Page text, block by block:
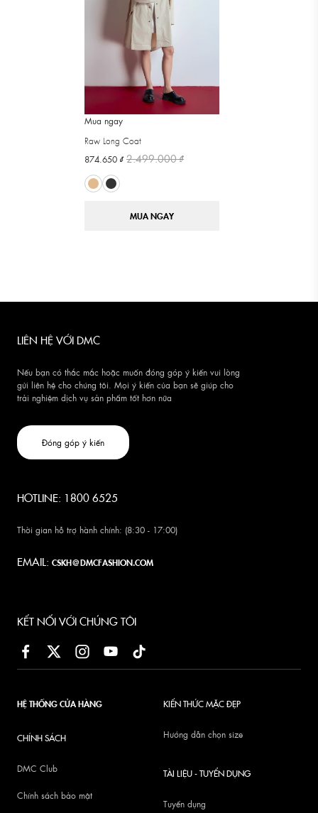
Mua ngay
Raw Long Coat
874.650 ₫2.499.000 ₫
MUA NGAY
LIÊN HỆ VỚI DMC
Nếu bạn có thắc mắc hoặc muốn đóng góp ý kiến vui lòng
gửi liên hệ cho chúng tôi. Mọi ý kiến của bạn sẽ giúp cho
trải nghiệm dịch vụ sản phẩm tốt hơn nữa
Đóng góp ý kiến
HOTLINE: 1800 6525
Thời gian hỗ trợ hành chính: (8:30 - 17:00)
EMAIL: CSKH@DMCFASHION.COM
KẾT NỐI VỚI CHÚNG TÔI
HỆ THỐNG CỬA HÀNG
CHÍNH SÁCH
DMC Club
Chính sách bảo mật
KIẾN THỨC MẶC ĐẸP
Hướng dẫn chọn size
TÀI LIỆU - TUYỂN DỤNG
Tuyển dụng